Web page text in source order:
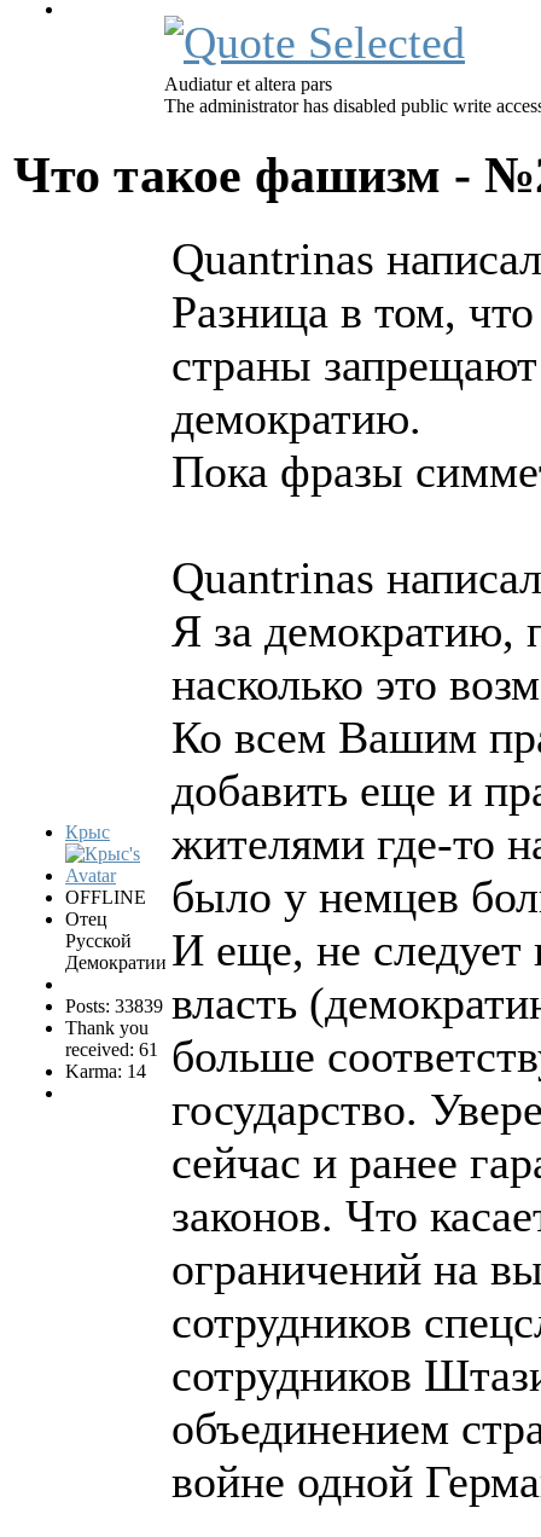
Audiatur et altera pars
The administrator has disabled public write
Что такое фашизм -
Крыс
OFFLINE
Отец
Русской
Демократии
Posts: 33839
Thank you
received: 61
Karma: 14
Quantrinas
Разница в том,
страны
демократию.
Пока фразы
Quantrinas
Я за демократию,
насколько это
Ко всем Вашим
добавить еще и
жителями где-то
было у немцев
И еще, не следует
власть
больше
государство.
сейчас и ранее
законов. Что
ограничений на
сотрудников
сотрудников
объединением
войне одной